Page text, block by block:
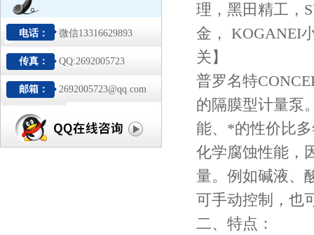
电话： 微信13316629893
传真： QQ:2692005723
邮箱： 2692005723@qq.com
理，黑田精工，
金， KOGANEI
关】
普罗名特
的隔膜型计量泵
能、*的性价比
化学腐蚀性能，
量。例如碱液、
可手动控制，也
二、 特点：